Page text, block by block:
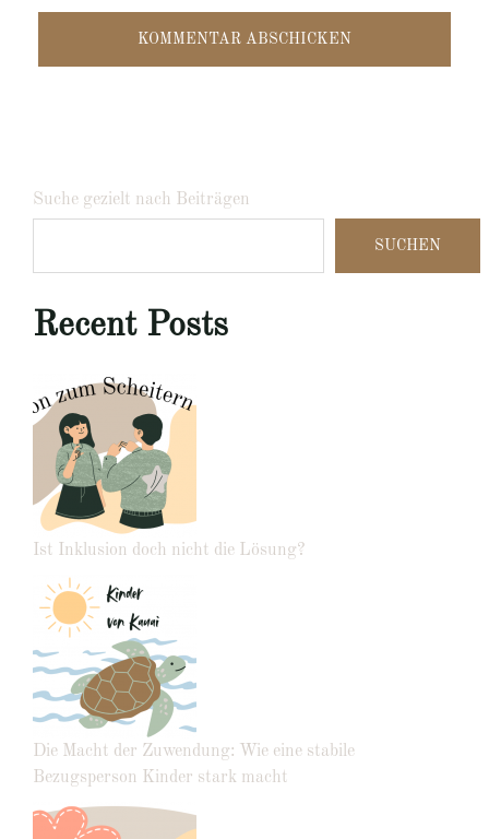
Suche gezielt nach Beiträgen
SUCHEN
Recent Posts
Ist Inklusion doch nicht die Lösung?
Die Macht der Zuwendung: Wie eine stabile
Bezugsperson Kinder stark macht